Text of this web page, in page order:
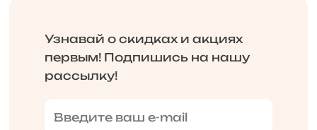
Узнавай о скидках и акциях
первым! Подпишись на нашу
рассылку!